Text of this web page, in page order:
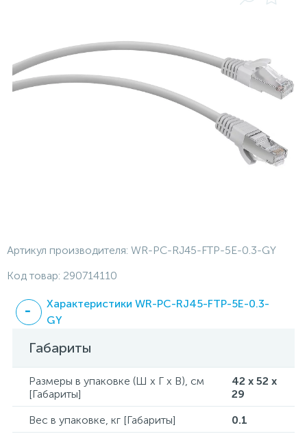
Артикул производителя: WR-PC-RJ45-FTP-5E-0.3-GY
Код товар: 290714110
Характеристики WR-PC-RJ45-FTP-5E-0.3-
GY
Габариты
Размеры в упаковке (Ш x Г x В), см
[Габариты]
42 x 52 x
29
Вес в упаковке, кг [Габариты]
0.1